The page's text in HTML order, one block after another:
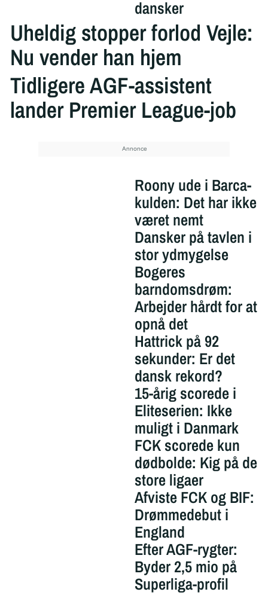
dansker
Uheldig stopper forlod Vejle:
Nu vender han hjem
Tidligere AGF-assistent
lander Premier League-job
Roony ude i Barca-
kulden: Det har ikke
været nemt
Dansker på tavlen i
stor ydmygelse
Bogeres
barndomsdrøm:
Arbejder hårdt for at
opnå det
Hattrick på 92
sekunder: Er det
dansk rekord?
15-årig scorede i
Eliteserien: Ikke
muligt i Danmark
FCK scorede kun
dødbolde: Kig på de
store ligaer
Afviste FCK og BIF:
Drømmedebut i
England
Efter AGF-rygter:
Byder 2,5 mio på
Superliga-profil